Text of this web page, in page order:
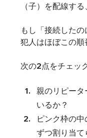
（子）を配線す
もし「接続したの
犯人はほぼこの順
次の2点をチェッ
親のリピータ
いるか？
ピンク枠の
ずつ割り当て